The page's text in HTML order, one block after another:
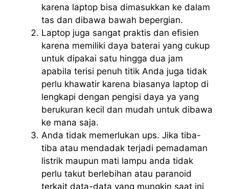
karena laptop bisa dimasukkan ke dalam
tas dan dibawa bawah bepergian.
Laptop juga sangat praktis dan efisien
karena memiliki daya baterai yang cukup
untuk dipakai satu hingga dua jam
apabila terisi penuh titik Anda juga tidak
perlu khawatir karena biasanya laptop di
lengkapi dengan pengisi daya ya yang
berukuran kecil dan mudah untuk dibawa
ke mana saja.
Anda tidak memerlukan ups. Jika tiba-
tiba atau mendadak terjadi pemadaman
listrik maupun mati lampu anda tidak
perlu takut berlebihan atau paranoid
terkait data-data yang mungkin saat ini